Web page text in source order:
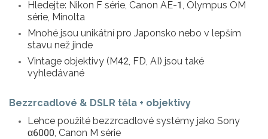
Hledejte: Nikon F série, Canon AE-1, Olympus OM
série, Minolta
Mnohé jsou unikátní pro Japonsko nebo v lepším
stavu než jinde
Vintage objektivy (M42, FD, AI) jsou také
vyhledávané
Bezzrcadlové & DSLR těla + objektivy
Lehce použité bezzrcadlové systémy jako Sony
α6000, Canon M série